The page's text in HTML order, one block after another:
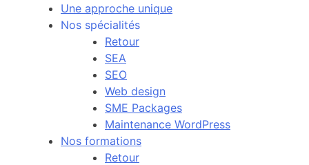
Une approche unique
Nos spécialités
Retour
SEA
SEO
Web design
SME Packages
Maintenance WordPress
Nos formations
Retour